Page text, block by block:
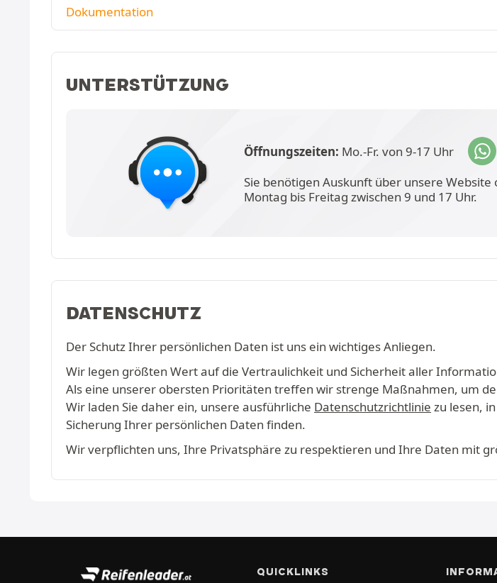
Dokumentation
UNTERSTÜTZUNG
Öffnungszeiten: Mo.-Fr. von 9-17 Uhr
Sie benötigen Auskunft über unsere
Montag bis Freitag zwischen 9 und 17 Uhr.
DATENSCHUTZ
Der Schutz Ihrer persönlichen Daten ist uns ein wichtiges Anliegen.
Wir legen größten Wert auf die Vertraulichkeit und Sicherheit aller
Als eine unserer obersten Prioritäten treffen wir strenge Maßnahmen, um
Wir laden Sie daher ein, unsere ausführliche Datenschutzrichtlinie zu lesen,
Sicherung Ihrer persönlichen Daten finden.
Wir verpflichten uns, Ihre Privatsphäre zu respektieren und Ihre Daten mit
QUICKLINKS